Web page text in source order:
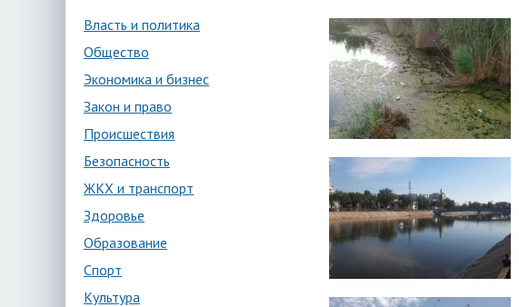
Власть и политика
Общество
Экономика и бизнес
Закон и право
Происшествия
Безопасность
ЖКХ и транспорт
Здоровье
Образование
Спорт
Культура